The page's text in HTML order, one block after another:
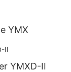
YMX
YMXD-II